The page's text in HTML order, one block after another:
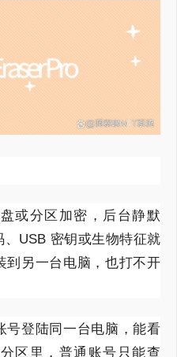
或分区加密，后台静默
USB 密钥或生物特征就
到另一台电脑，也打不开
号登陆同一台电脑，能看
区里，普通账号只能查